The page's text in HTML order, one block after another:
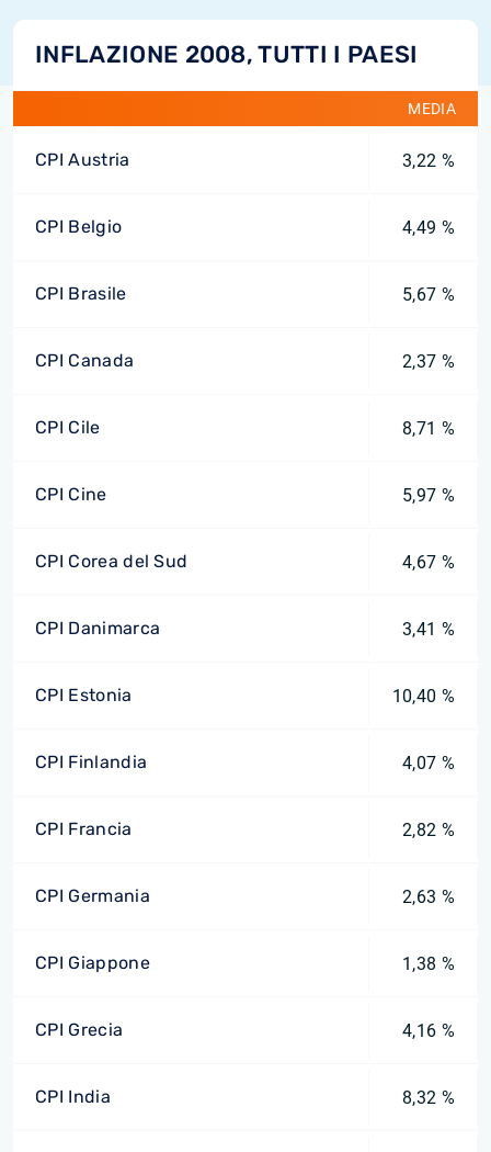
INFLAZIONE 2008, TUTTI I PAESI
MEDIA
CPI Austria 3,22 %
CPI Belgio 4,49 %
CPI Brasile 5,67 %
CPI Canada 2,37 %
CPI Cile 8,71 %
CPI Cine 5,97 %
CPI Corea del Sud 4,67 %
CPI Danimarca 3,41 %
CPI Estonia 10,40 %
CPI Finlandia 4,07 %
CPI Francia 2,82 %
CPI Germania 2,63 %
CPI Giappone 1,38 %
CPI Grecia 4,16 %
CPI India 8,32 %